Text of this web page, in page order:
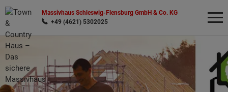
Massivhaus Schleswig-Flensburg GmbH & Co. KG
+49 (4621) 5302025
Wonach möchten Sie suchen?